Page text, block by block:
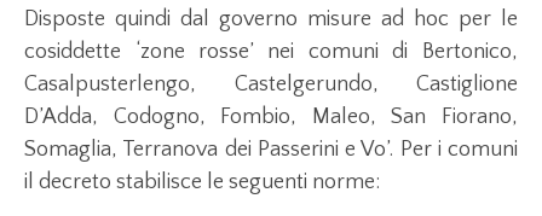
Disposte quindi dal governo misure ad hoc per le
cosiddette ‘zone rosse’ nei comuni di Bertonico,
Casalpusterlengo, Castelgerundo, Castiglione
D’Adda, Codogno, Fombio, Maleo, San Fiorano,
Somaglia, Terranova dei Passerini e Vo’. Per i comuni
il decreto stabilisce le seguenti norme: